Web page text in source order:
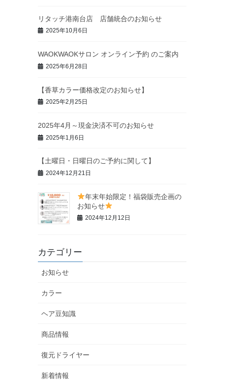
リタッチ港南台店 店舗統合のお知らせ
2025年10月6日
WAOKWAOKサロン オンライン予約 のご案内
2025年6月28日
【香草カラー価格改定のお知らせ】
2025年2月25日
2025年4月～現金決済不可のお知らせ
2025年1月6日
【土曜日・日曜日のご予約に関して】
2024年12月21日
年末年始限定！福袋販売企画の
お知らせ
2024年12月12日
カテゴリー
お知らせ
カラー
ヘア豆知識
商品情報
復元ドライヤー
新着情報